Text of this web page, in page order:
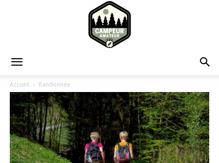
Amateur
Accueil Randonnée